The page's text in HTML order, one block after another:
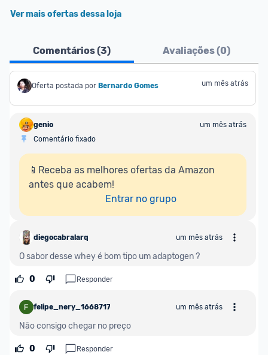
Ver mais ofertas dessa loja
Comentários (3) Avaliações (0)
Oferta postada por Bernardo Gomes um mês atrás
genio
um mês atrás
Comentário fixado
📱Receba as melhores ofertas da Amazon
antes que acabem!
Entrar no grupo
diegocabralarq um mês atrás
O sabor desse whey é bom tipo um adaptogen ?
0 Responder
felipe_nery_1668717 um mês atrás
Não consigo chegar no preço
0 Responder